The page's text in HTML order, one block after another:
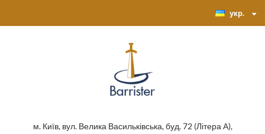
укр.
м. Київ, вул. Велика Васильківська, буд. 72 (Літера А),